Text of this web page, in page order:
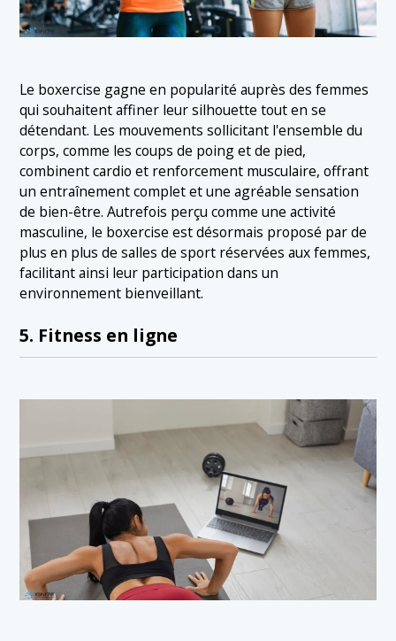
Le boxercise gagne en popularité auprès des femmes
qui souhaitent affiner leur silhouette tout en se
détendant. Les mouvements sollicitant l'ensemble du
corps, comme les coups de poing et de pied,
combinent cardio et renforcement musculaire, offrant
un entraînement complet et une agréable sensation
de bien-être. Autrefois perçu comme une activité
masculine, le boxercise est désormais proposé par de
plus en plus de salles de sport réservées aux femmes,
facilitant ainsi leur participation dans un
environnement bienveillant.
5. Fitness en ligne